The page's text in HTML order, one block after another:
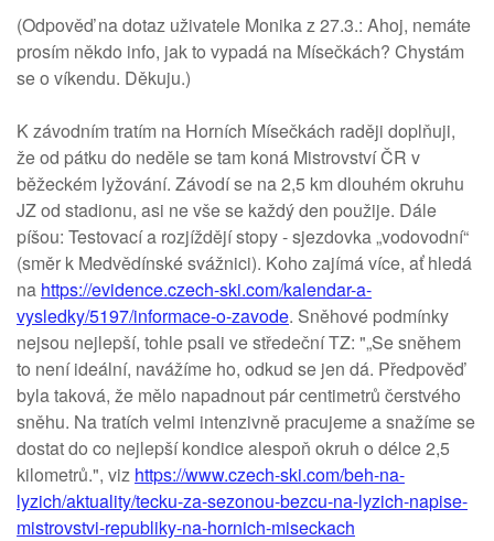
(Odpověď na dotaz uživatele Monika z 27.3.: Ahoj, nemáte
prosím někdo info, jak to vypadá na Mísečkách? Chystám
se o víkendu. Děkuju.)
K závodním tratím na Horních Mísečkách raději doplňuji,
že od pátku do neděle se tam koná Mistrovství ČR v
běžeckém lyžování. Závodí se na 2,5 km dlouhém okruhu
JZ od stadionu, asi ne vše se každý den použije. Dále
píšou: Testovací a rozjíždějí stopy - sjezdovka „vodovodní“
(směr k Medvědínské svážnici). Koho zajímá více, ať hledá
na https://evidence.czech-ski.com/kalendar-a-
vysledky/5197/informace-o-zavode. Sněhové podmínky
nejsou nejlepší, tohle psali ve středeční TZ: "„Se sněhem
to není ideální, navážíme ho, odkud se jen dá. Předpověď
byla taková, že mělo napadnout pár centimetrů čerstvého
sněhu. Na tratích velmi intenzivně pracujeme a snažíme se
dostat do co nejlepší kondice alespoň okruh o délce 2,5
kilometrů.", viz https://www.czech-ski.com/beh-na-
lyzich/aktuality/tecku-za-sezonou-bezcu-na-lyzich-napise-
mistrovstvi-republiky-na-hornich-miseckach